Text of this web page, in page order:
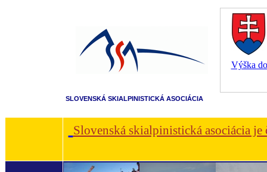
Výška
SLOVENSKÁ SKIALPINISTICKÁ ASOCIÁCIA
Slovenská skialpinistická asociácia